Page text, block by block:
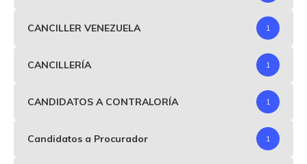
CANCILLER VENEZUELA 1
CANCILLERÍA 1
CANDIDATOS A CONTRALORÍA 1
Candidatos a Procurador 1